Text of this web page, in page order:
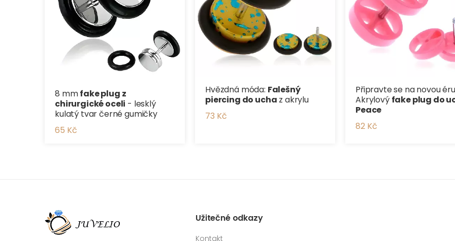
8 mmfake plug z
chirurgické oceli - lesklý
kulatý tvar černé gumičky
65 Kč
Hvězdná móda: Falešný
piercing do ucha z akrylu
73 Kč
Připravte se na novou
Akrylový fake plug do
Peace
82 Kč
Užitečné odkazy
Kontakt